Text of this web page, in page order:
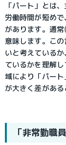
「パート」とは
労働時間が短め
があります。通
意味します。こ
いと考えている
ているかを理解
域により「パー
が大きく差がある
「非常勤職